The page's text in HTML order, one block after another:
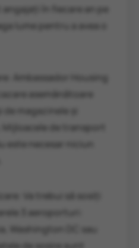
în fiecare an pe
lume pentru a avea o
Ambassador Housing
asemănătoare
magazinele și
de transport
este necesar niciun
Va trebui să sosiți
3 aeroporturi:
Washington DC sau